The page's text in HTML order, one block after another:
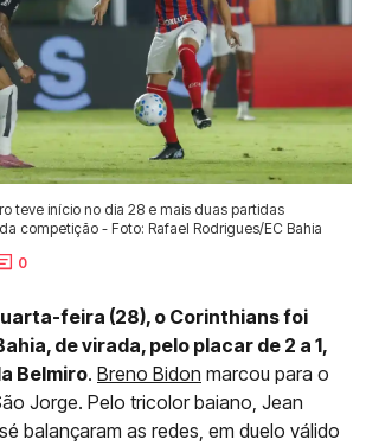
teve início no dia 28 e mais duas partidas
competição - Foto: Rafael Rodrigues/EC Bahia
0
feira (28), o Corinthians foi
de virada, pelo placar de 2 a 1,
Belmiro. Breno Bidon marcou para o
Jorge. Pelo tricolor baiano, Jean
balançaram as redes, em duelo válido